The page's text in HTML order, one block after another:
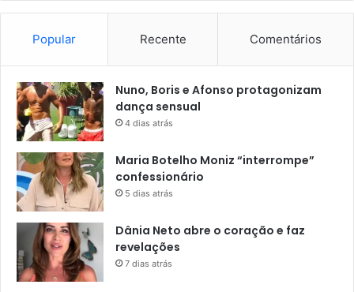
Popular Recente Comentários
Nuno, Boris e Afonso protagonizam
dança sensual
4 dias atrás
Maria Botelho Moniz “interrompe”
confessionário
5 dias atrás
Dânia Neto abre o coração e faz
revelações
7 dias atrás